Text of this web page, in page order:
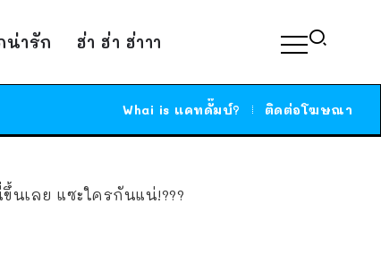
น่ารัก ฮ่า ฮ่า ฮ่าาา
Whai is แคทดั๊มบ์? ติดต่อโฆษณา
นเลย แซะใครกันแน่!???